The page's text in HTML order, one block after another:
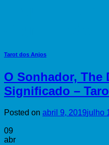
Tarot dos Anjos
O Sonhador, The
Significado –
Posted on abril 9, 2019julho
09
abr